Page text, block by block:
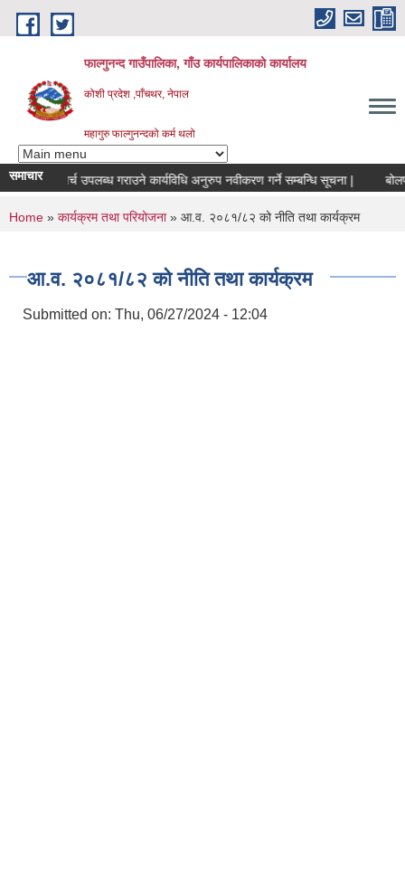
Skip to main content
फाल्गुनन्द गाउँपालिका, गाँउ कार्यपालिकाको कार्यालय
कोशी प्रदेश ,पाँचथर, नेपाल
महागुरु फाल्गुनन्दको कर्म थलो
समाचार
मासिक खर्च उपलब्ध गराउने कार्यविधि अनुरुप नवीकरण गर्ने सम्बन्धि सूचना |
You are here
Home » कार्यक्रम तथा परियोजना» आ.व. २०८१/८२ को नीति तथा कार्यक्रम
आ.व. २०८१/८२ को नीति तथा कार्यक्रम
Submitted on: Thu, 06/27/2024 - 12:04